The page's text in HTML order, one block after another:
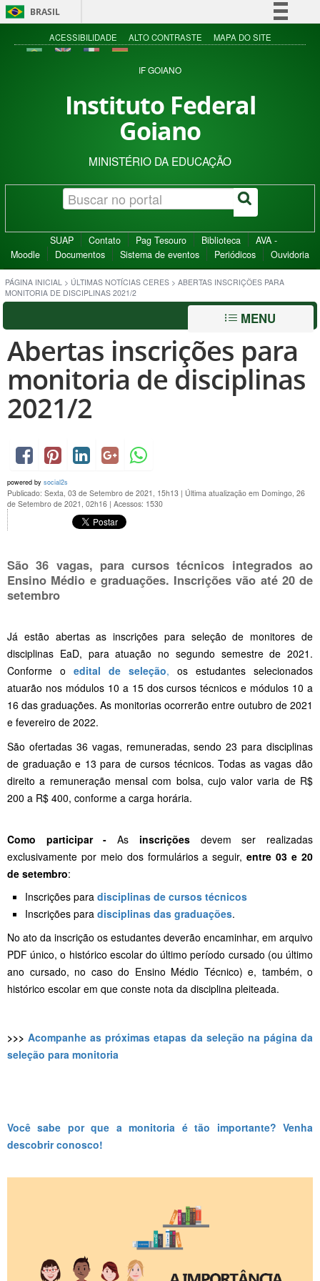
BRASIL
Simplifique!
Acesso à informação
ACESSIBILIDADE ALTO CONTRASTE MAPA DO SITE
IF GOIANO
Instituto Federal
Goiano
MINISTÉRIO DA EDUCAÇÃO
SUAP Contato Pag Tesouro Biblioteca
AVA -
Moodle
Documentos Sistema de eventos Periódicos Ouvidoria
PÁGINA INICIAL > ÚLTIMAS NOTÍCIAS CERES > ABERTAS INSCRIÇÕES PARA
MONITORIA DE DISCIPLINAS 2021/2
MENU
Abertas inscrições para
monitoria de disciplinas
2021/2
powered by social2s
Publicado: Sexta, 03 de Setembro de 2021, 15h13 | Última atualização em Domingo, 26
de Setembro de 2021, 02h16 | Acessos: 1530
São 36 vagas, para cursos técnicos integrados ao
Ensino Médio e graduações. Inscrições vão até 20 de
setembro
Já estão abertas as inscrições para seleção de monitores de
disciplinas EaD, para atuação no segundo semestre de 2021.
Conforme o edital de seleção, os estudantes selecionados
atuarão nos módulos 10 a 15 dos cursos técnicos e módulos 10 a
16 das graduações. As monitorias ocorrerão entre outubro de 2021
e fevereiro de 2022.
São ofertadas 36 vagas, remuneradas, sendo 23 para disciplinas
de graduação e 13 para de cursos técnicos. Todas as vagas dão
direito a remuneração mensal com bolsa, cujo valor varia de R$
200 a R$ 400, conforme a carga horária.
Como participar - As inscriçõesdevem ser realizadas
exclusivamente por meio dos formulários a seguir,entre 03 e 20
de setembro:
Inscrições para disciplinas de cursos técnicos
Inscrições para disciplinas das graduações.
No ato da inscrição os estudantes deverão encaminhar, em arquivo
PDF único, o histórico escolar do último período cursado (ou último
ano cursado, no caso do Ensino Médio Técnico) e, também, o
histórico escolar em que conste nota da disciplina pleiteada.
>>>Acompanhe as próximas etapas da seleção na página da
seleção para monitoria
Você sabe por que a monitoria é tão importante? Venha
descobrir conosco!